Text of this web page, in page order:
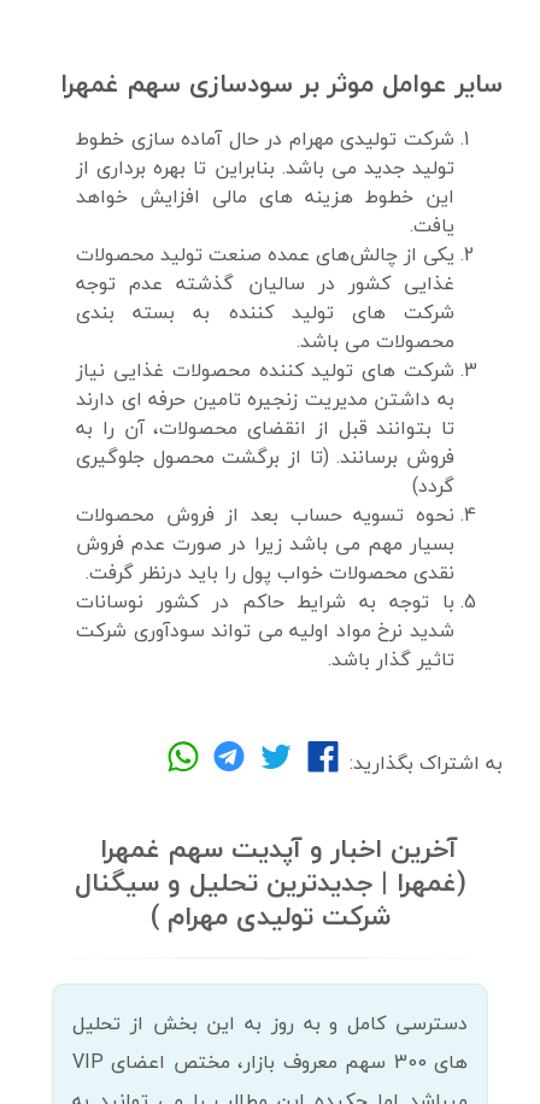
سایر عوامل موثر بر سودسازی سهم غمهرا
شرکت تولیدی مهرام در حال آماده سازی خطوط
تولید جدید می باشد. بنابراین تا بهره برداری از
این خطوط هزینه های مالی افزایش خواهد
یافت.
یکی از چالش‌های عمده صنعت تولید محصولات
غذایی کشور در سالیان گذشته عدم توجه
شرکت های تولید کننده به بسته بندی
محصولات می باشد.
شرکت های تولید کننده محصولات غذایی نیاز
به داشتن مدیریت زنجیره تامین حرفه ای دارند
تا بتوانند قبل از انقضای محصولات، آن را به
فروش برسانند. (تا از برگشت محصول جلوگیری
گردد)
نحوه تسویه حساب بعد از فروش محصولات
بسیار مهم می باشد زیرا در صورت عدم فروش
نقدی محصولات خواب پول را باید درنظر گرفت.
با توجه به شرایط حاکم در کشور نوسانات
شدید نرخ مواد اولیه می تواند سودآوری شرکت
تاثیر گذار باشد.
به اشتراک بگذارید:
آخرین اخبار و آپدیت سهم غمهرا
(غمهرا | جدیدترین تحلیل و سیگنال
شرکت تولیدی مهرام )
دسترسی کامل و به روز به این بخش از تحلیل
های 300 سهم معروف بازار، مختص اعضای VIP